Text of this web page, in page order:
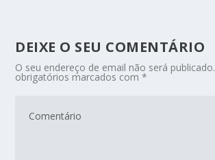
DEIXE O SEU COMENTÁRIO
O seu endereço de email não será publicado.
obrigatórios marcados com*